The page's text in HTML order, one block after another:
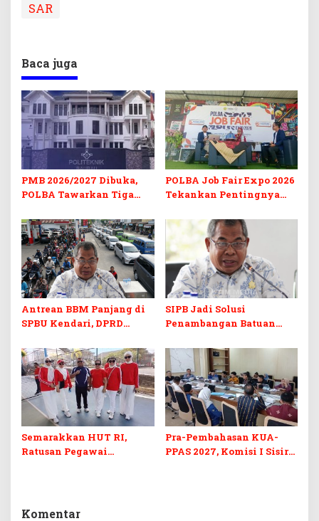
SAR
Baca juga
PMB 2026/2027 Dibuka,
POLBA Tawarkan Tiga
Kuliah Gratis
POLBA Job Fair Expo 2026
Tekankan Pentingnya
Digital
Antrean BBM Panjang di
SPBU Kendari, DPRD
Barcode Curang
SIPB Jadi Solusi
Penambangan Batuan
di Sultra
Semarakkan HUT RI,
Ratusan Pegawai
Pra-Pembahasan KUA-
PPAS 2027, Komisi I Sisir
Komentar